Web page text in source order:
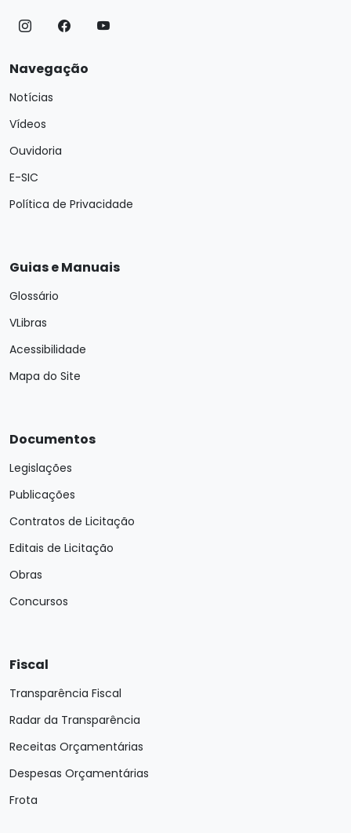
Navegação
Notícias
Vídeos
Ouvidoria
E-SIC
Política de Privacidade
Guias e Manuais
Glossário
VLibras
Acessibilidade
Mapa do Site
Documentos
Legislações
Publicações
Contratos de Licitação
Editais de Licitação
Obras
Concursos
Fiscal
Transparência Fiscal
Radar da Transparência
Receitas Orçamentárias
Despesas Orçamentárias
Frota